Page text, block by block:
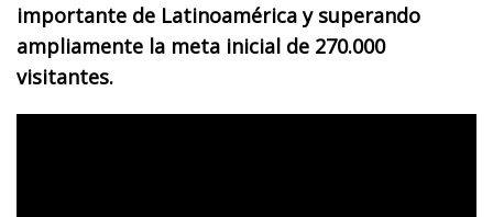
importante de Latinoamérica y superando
ampliamente la meta inicial de 270.000
visitantes.